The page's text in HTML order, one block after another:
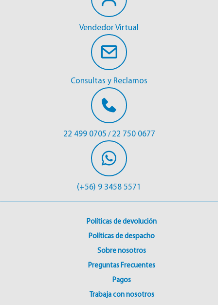
Vendedor Virtual
Consultas y Reclamos
22 499 0705 / 22 750 0677
(+56) 9 3458 5571
Políticas de devolución
Políticas de despacho
Sobre nosotros
Preguntas Frecuentes
Pagos
Trabaja con nosotros